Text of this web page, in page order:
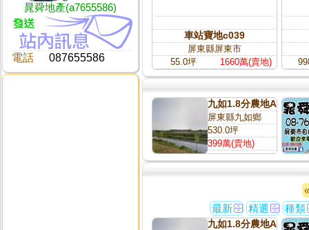
晁舜地產(a7655586)
電話 087655586
車站寶地c039
屏東縣屏東市
55.0坪
1660萬(賣地)
九如1.8分農地A139
屏東縣九如鄉
530.0坪
399萬(賣地)
最新
精選 種類
九如1.8分農地A139